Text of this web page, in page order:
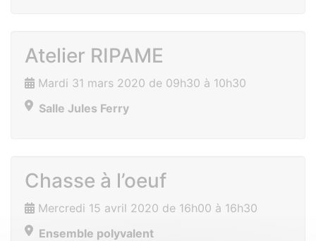
Atelier RIPAME
Mardi 31 mars 2020 de 09h30 à 10h30
Salle Jules Ferry
Chasse à l’oeuf
Mercredi 15 avril 2020 de 16h00 à 16h30
Ensemble polyvalent